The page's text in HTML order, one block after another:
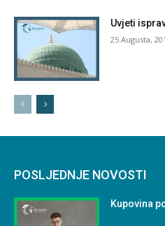
Uvjeti
25 Augusta,
POSLJEDNJE NOVOSTI
Kupovina